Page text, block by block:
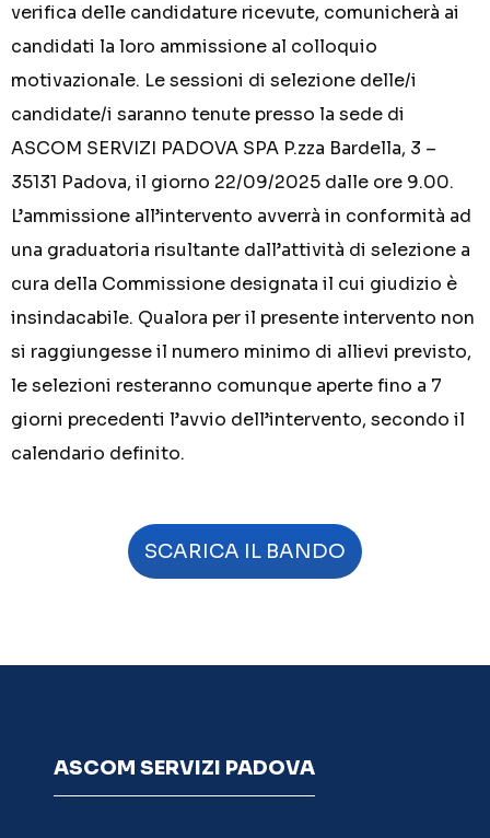
verifica delle candidature ricevute, comunicherà ai
candidati la loro ammissione al colloquio
motivazionale. Le sessioni di selezione delle/i
candidate/i saranno tenute presso la sede di
ASCOM SERVIZI PADOVA SPA P.zza Bardella, 3 –
35131 Padova, il giorno 22/09/2025 dalle ore 9.00.
L’ammissione all’intervento avverrà in conformità ad
una graduatoria risultante dall’attività di selezione a
cura della Commissione designata il cui giudizio è
insindacabile. Qualora per il presente intervento non
si raggiungesse il numero minimo di allievi previsto,
le selezioni resteranno comunque aperte fino a 7
giorni precedenti l’avvio dell’intervento, secondo il
calendario definito.
SCARICA IL BANDO
ASCOM SERVIZI PADOVA